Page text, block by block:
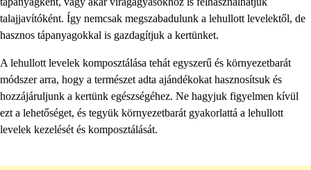
talajjavítóként. Így nemcsak megszabadulunk a lehullott levelektől, de
hasznos tápanyagokkal is gazdagítjuk a kertünket.
A lehullott levelek komposztálása tehát egyszerű és környezetbarát
módszer arra, hogy a természet adta ajándékokat hasznosítsuk és
hozzájáruljunk a kertünk egészségéhez. Ne hagyjuk figyelmen kívül
ezt a lehetőséget, és tegyük környezetbarát gyakorlattá a lehullott
levelek kezelését és komposztálását.